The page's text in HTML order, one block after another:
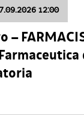
12:00